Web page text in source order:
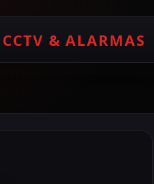
CCTV & ALARMAS